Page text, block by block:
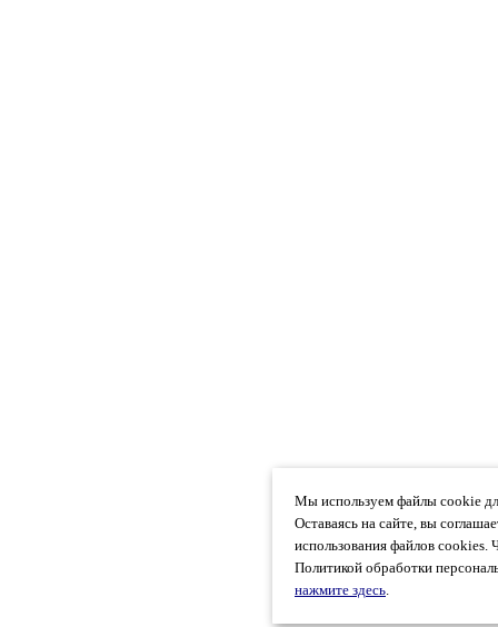
Мы используем файлы cookie
Оставаясь на сайте, вы
использования файлов cookies.
Политикой обработки
нажмите здесь.